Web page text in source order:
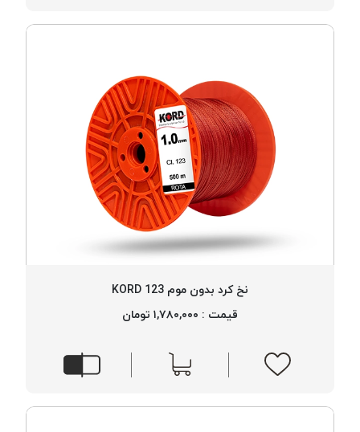
نخ کرد بدون موم 123 KORD
قیمت : ۱,۷۸۰,۰۰۰ تومان